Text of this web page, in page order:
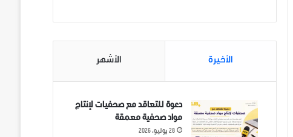
الأخيرة الأشهر
دعوة للتعاقد مع صحفيات لإنتاج
مواد صحفية معمقة
28 يوليو، 2026